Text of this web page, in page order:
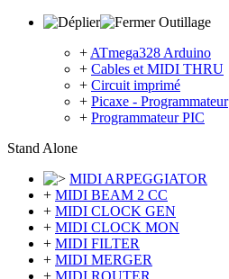
Outillage
+ ATmega328 Arduino
+ Cables et MIDI THRU
+ Circuit imprimé
+ Picaxe - Programmateur
+ Programmateur PIC
Stand Alone
MIDI ARPEGGIATOR
+ MIDI BEAM 2 CC
+ MIDI CLOCK GEN
+ MIDI CLOCK MON
+ MIDI FILTER
+ MIDI MERGER
+ MIDI ROUTER